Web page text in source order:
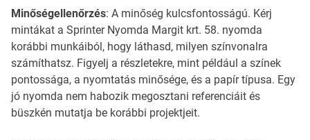
Minőségellenőrzés: A minőség kulcsfontosságú. Kérj
mintákat a Sprinter Nyomda Margit krt. 58. nyomda
korábbi munkáiból, hogy láthasd, milyen színvonalra
számíthatsz. Figyelj a részletekre, mint például a színek
pontossága, a nyomtatás minősége, és a papír típusa. Egy
jó nyomda nem habozik megosztani referenciáit és
büszkén mutatja be korábbi projektjeit.